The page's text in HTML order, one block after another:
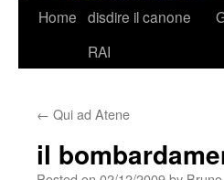
Skip
Home disdire il canone
RAI
← Qui ad Atene
il